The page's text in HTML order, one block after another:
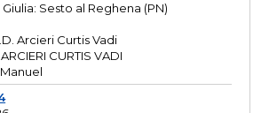
Sesto al Reghena (PN)
Arcieri Curtis Vadi
CURTIS VADI